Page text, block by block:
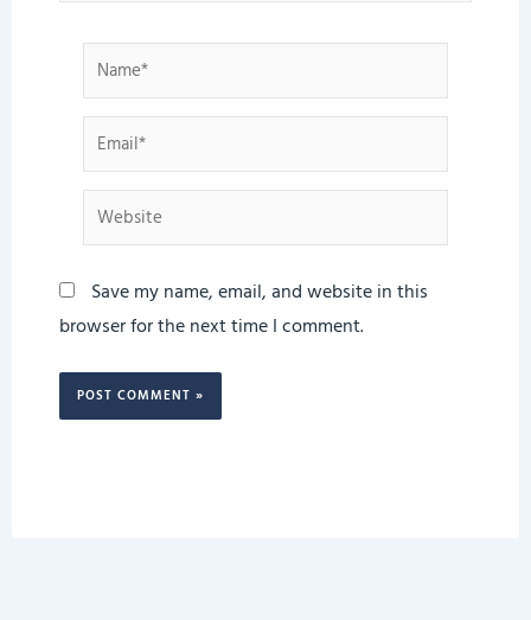
Name*
Email*
Website
Save my name, email, and website in this
browser for the next time I comment.